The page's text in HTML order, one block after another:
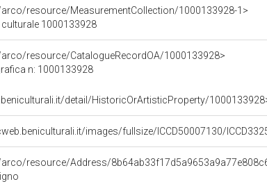
resource/MeasurementCollection/1000133928-1>
culturale 1000133928
resource/CatalogueRecordOA/1000133928>
n: 1000133928
detail/HistoricOrArtisticProperty/
images/fullsize/ICCD50007130/
resource/Address/